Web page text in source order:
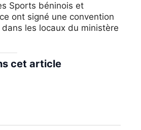
Sports béninois et
ont signé une convention
les locaux du ministère
cet article